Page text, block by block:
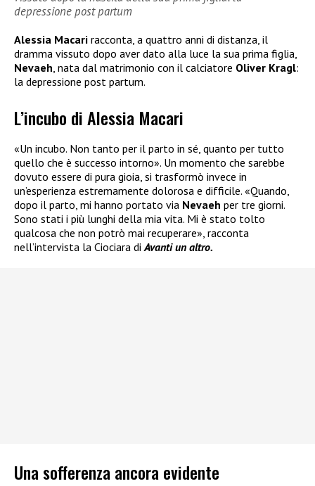
depressione post partum
Alessia Macari racconta, a quattro anni di distanza, il
dramma vissuto dopo aver dato alla luce la sua prima figlia,
Nevaeh, nata dal matrimonio con il calciatore Oliver Kragl:
la depressione post partum.
L’incubo di Alessia Macari
«Un incubo. Non tanto per il parto in sé, quanto per tutto
quello che è successo intorno». Un momento che sarebbe
dovuto essere di pura gioia, si trasformò invece in
un’esperienza estremamente dolorosa e difficile. «Quando,
dopo il parto, mi hanno portato via Nevaeh per tre giorni.
Sono stati i più lunghi della mia vita. Mi è stato tolto
qualcosa che non potrò mai recuperare», racconta
nell’intervista la Ciociara di Avanti un altro.
Una sofferenza ancora evidente